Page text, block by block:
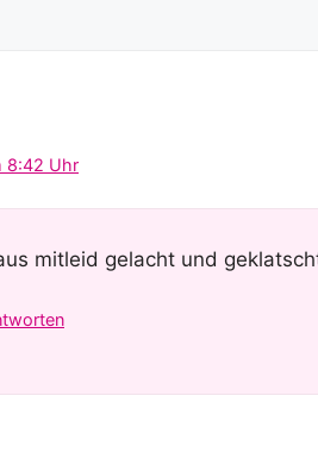
8:42 Uhr
mitleid gelacht und